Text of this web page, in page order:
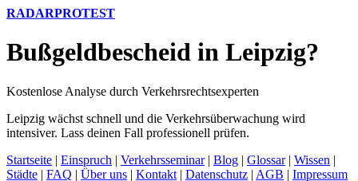
RADARPROTEST
Bußgeldbescheid in Leipzig?
Kostenlose Analyse durch Verkehrsrechtsexperten
Leipzig wächst schnell und die Verkehrsüberwachung wird
intensiver. Lass deinen Fall professionell prüfen.
Startseite | Einspruch | Verkehrsseminar| Blog | Glossar| Wissen |
Städte | FAQ | Über uns | Kontakt | Datenschutz | AGB | Impressum